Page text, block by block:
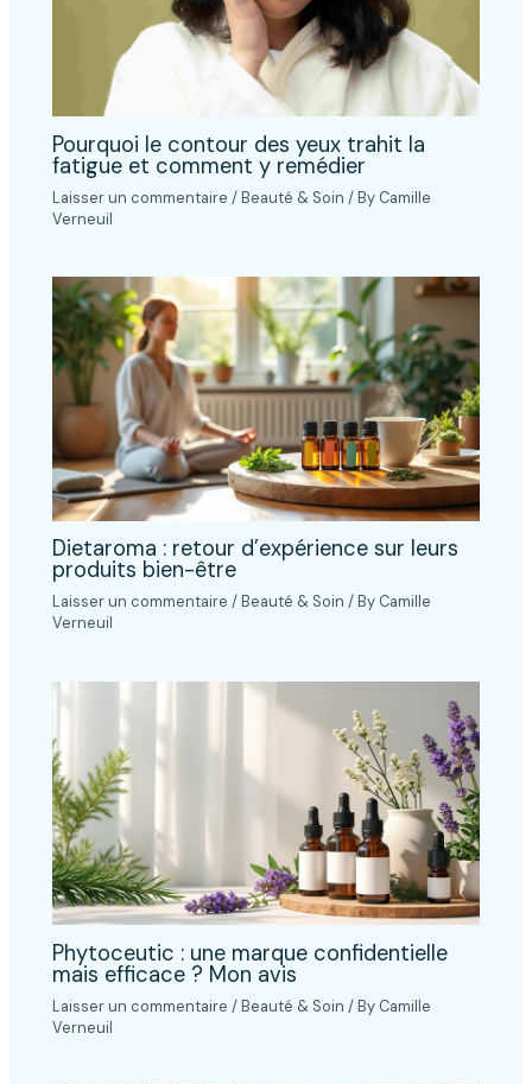
Pourquoi le contour des yeux trahit la
fatigue et comment y remédier
Laisser un commentaire /Beauté & Soin / By Camille
Verneuil
Dietaroma : retour d’expérience sur leurs
produits bien-être
Laisser un commentaire /Beauté & Soin / By Camille
Verneuil
Phytoceutic : une marque confidentielle
mais efficace ? Mon avis
Laisser un commentaire /Beauté & Soin / By Camille
Verneuil